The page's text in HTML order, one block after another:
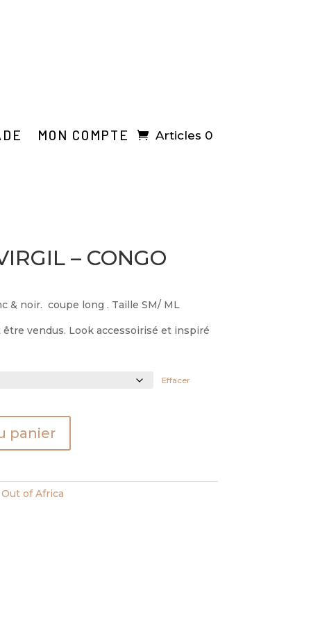
MON COMPTE Articles 0
– CONGO
& noir. coupe long . Taille SM/ ML
vendus. Look accessoirisé et inspiré
Effacer
panier
Out of Africa